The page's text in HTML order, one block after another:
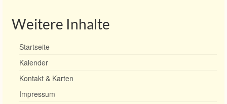
Weitere Inhalte
Startseite
Kalender
Kontakt & Karten
Impressum